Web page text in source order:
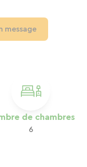
de chambres
6
message